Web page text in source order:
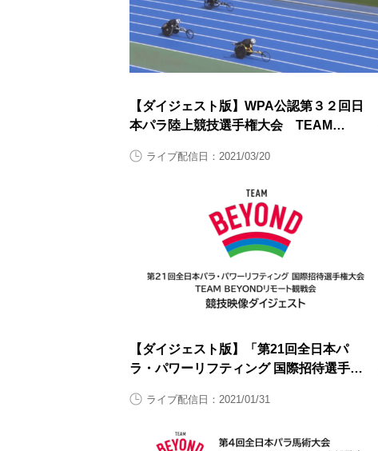
【ダイジェスト版】WPA公認第３２回日
本パラ陸上競技選手権大会 TEAM
ジェスト
ライブ配信日：2021/03/20
【ダイジェスト版】「第21回全日本パ
ラ・パワーリフティング 国際招待選手権
【大会2日目1月31日（日曜日）】
ライブ配信日：2021/01/31